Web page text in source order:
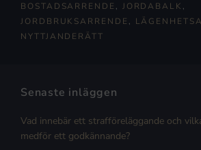
BOSTADSARRENDE , JORDABALK ,
JORDBRUKSARRENDE ,
NYTTJANDERÄTT
Senaste inläggen
Vad innebär ett strafföreläggande och
medför ett godkännande?